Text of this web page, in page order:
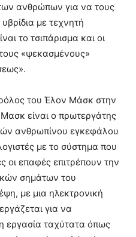
ανθρώπων για να τους
με τεχνητή
το τσιπάρισμα και οι
«ψεκασμένους»
του Έλον Μάσκ στην
είναι ο πρωτεργάτης
ανθρωπίνου εγκεφάλου
με το σύστημα που
οι επαφές επιτρέπουν την
σημάτων του
με μια ηλεκτρονική
για να
εργασία ταχύτατα όπως